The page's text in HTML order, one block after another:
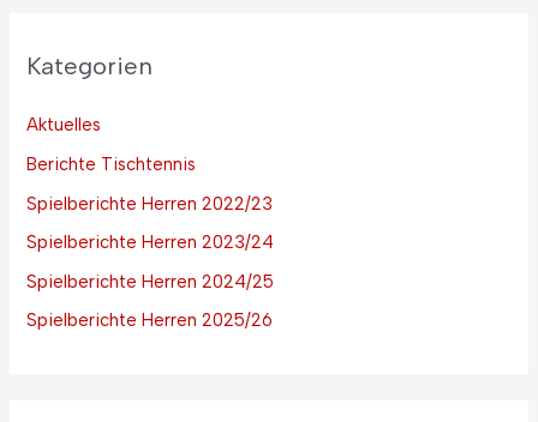
Kategorien
Aktuelles
Berichte Tischtennis
Spielberichte Herren 2022/23
Spielberichte Herren 2023/24
Spielberichte Herren 2024/25
Spielberichte Herren 2025/26